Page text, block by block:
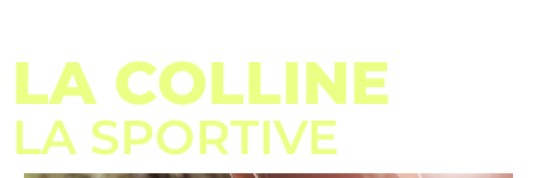
LA COLLINE
LA SPORTIVE